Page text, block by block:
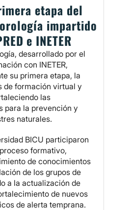
etapa del
impartido
e INETER
desarrollado por el
con INETER,
su primera etapa, la
de formación virtual y
las
para la prevención y
naturales.
BICU participaron
formativo,
de conocimientos
de los grupos de
a la actualización de
de nuevos
de alerta temprana.